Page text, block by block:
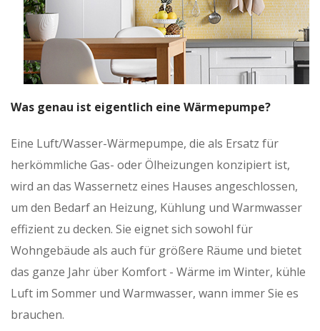
Was genau ist eigentlich eine Wärmepumpe?
Eine Luft/Wasser-Wärmepumpe, die als Ersatz für
herkömmliche Gas- oder Ölheizungen konzipiert ist,
wird an das Wassernetz eines Hauses angeschlossen,
um den Bedarf an Heizung, Kühlung und Warmwasser
effizient zu decken. Sie eignet sich sowohl für
Wohngebäude als auch für größere Räume und bietet
das ganze Jahr über Komfort - Wärme im Winter, kühle
Luft im Sommer und Warmwasser, wann immer Sie es
brauchen.